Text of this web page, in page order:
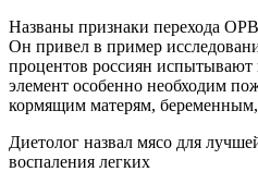
Названы признаки перехода
Он привел в пример
процентов россиян испытывают
элемент особенно необходим
кормящим матерям,
Диетолог назвал мясо для
воспаления легких